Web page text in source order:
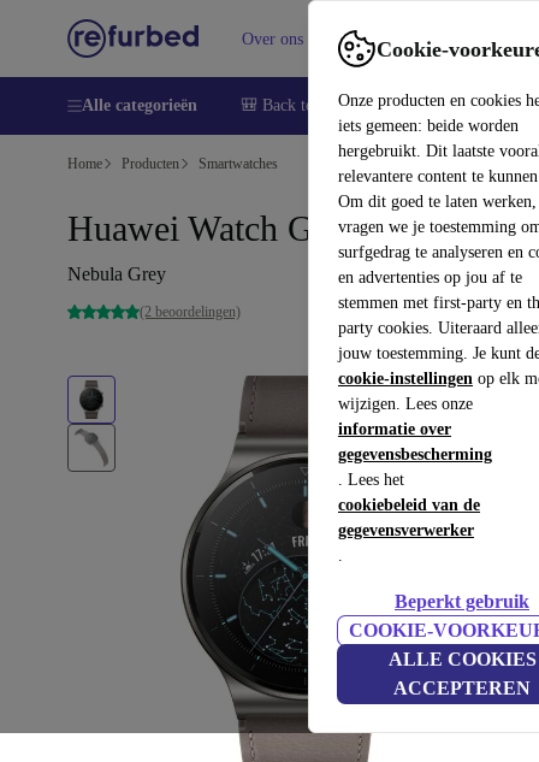
Cookie-
Onze producten en cookies
iets gemeen: beide worden
hergebruikt. Dit laatste
relevantere content te
Om dit goed te laten werken,
vragen we je toestemming
surfgedrag te analyseren en
en advertenties op jou af te
stemmen met first-party en
party cookies. Uiteraard
jouw toestemming. Je kunt
cookie-instellingen op elk
wijzigen. Lees onze
informatie over
gegevensbescherming
. Lees het
cookiebeleid van de
gegevensverwerker
.
Beperkt gebruik
COOKIE-
ALLE COOKIES
ACCEPTEREN
Over ons Verkopen Support
Alle categorieën 🎒 Back to school Smartphones
Home Producten Smartwatches
Huawei Watch GT 2 Pro (2020)
Nebula Grey
(2 beoordelingen)